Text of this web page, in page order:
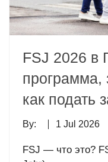
FSJ 2026 в
программа,
как подать
By: 1 Jul 2026
FSJ — что это?